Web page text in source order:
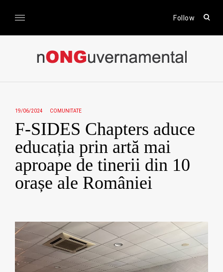
Follow
open
form
nONGuvernamental
19/06/2024 COMUNITATE
F-SIDES Chapters aduce
educația prin artă mai
aproape de tinerii din 10
orașe ale României